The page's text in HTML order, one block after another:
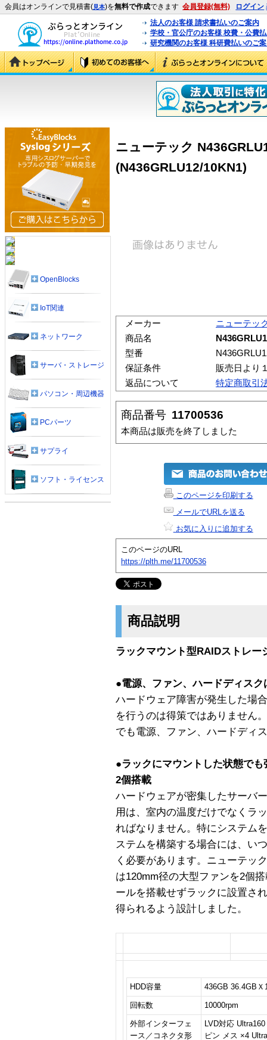
会員はオンラインで見積書(見本)を無料で作成できます 会員登録(無料) ログイン
法人のお客様 請求書払いのご案内
学校・官公庁のお客様 校費・公費
研究機関のお客様 科研費払いのご
ニューテック
(N436GRLU12/10KN1)
メーカー
ニューテッ
商品名
型番
保証条件
販売日より
返品について
特定商取引
商品番号 11700536
本商品は販売を終了しました
このページを印刷する
メールでURLを送る
お気に入りに追加する
このページのURL
https://plth.me/11700536
商品説明
ラックマウント型RAIDストレー
●電源、ファン、ハードディス
ハードウェア障害が発生した場
を行うのは得策ではありません
でも電源、ファン、ハードディ
●ラックにマウントした状態で
2個搭載
ハードウェアが密集したサーバ
用は、室内の温度だけでなくラ
ればなりません。特にシステム
ステムを構築する場合には、い
く必要があります。ニューテッ
は120mm径の大型ファンを2個
ールを搭載せずラックに設置さ
得られるよう設計しました。
HDD容量 436GB 36.4GBＸ
回転数 10000rpm
外部インターフェ
ース／コネクタ形
LVD対応
ピン メス ×4
OpenBlocks
IoT関連
ネットワーク
サーバ・ストレージ
パソコン・周辺機器
PCパーツ
サプライ
ソフト・ライセンス